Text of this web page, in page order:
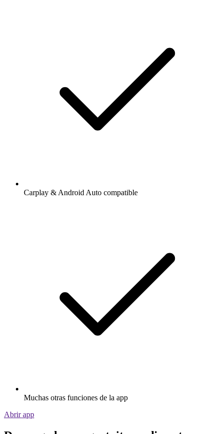
Carplay & Android Auto compatible
Muchas otras funciones de la app
Abrir app